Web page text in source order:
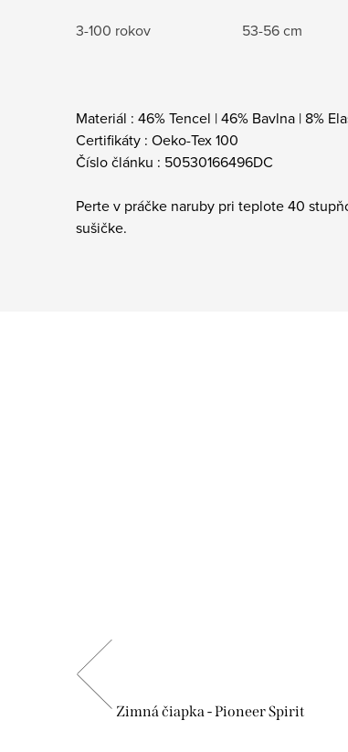
3-100 rokov 53-56 cm
Materiál : 46% Tencel | 46% Bavlna | 8%
Certifikáty : Oeko-Tex 100
Číslo článku : 50530166496DC
Perte v práčke naruby pri teplote 40
sušičke.
Zimná čiapka - Pioneer Spirit